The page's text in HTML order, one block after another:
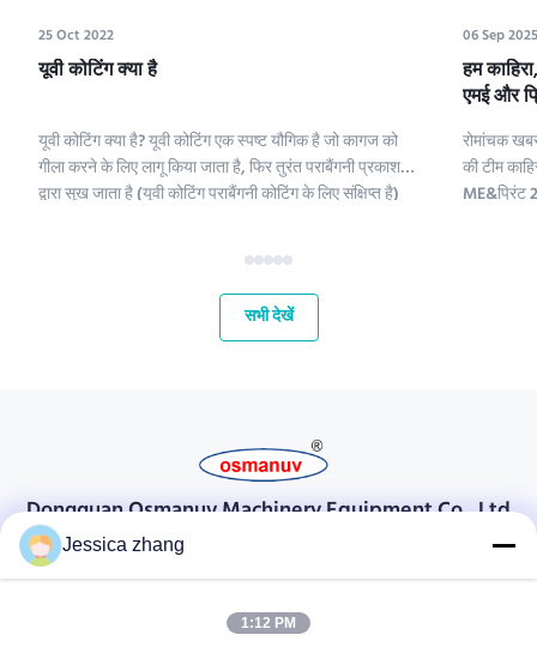
25 Oct 2022
यूवी कोटिंग क्या है
यूवी कोटिंग क्या है? यूवी कोटिंग एक स्पष्ट यौगिक है जो कागज को
गीला करने के लिए लागू किया जाता है, फिर तुरंत पराबैंगनी प्रकाश
द्वारा सूख जाता है (यूवी कोटिंग पराबैंगनी कोटिंग के लिए संक्षिप्त है)
कैओलिनिट शामिल हैं। इन यौगिकों को परिष्कृत क...
06 Sep 2025
हम
एमई और
रोमांचक
की टीम
ME&प्रिंट
सभी देखें
Dongguan Osmanuv Machinery Equipment Co., Ltd
डोंगगुआन ओस्मानुव मशीनरी उपकरण कं, लिमिटेड
Jessica zhang
1:12 PM